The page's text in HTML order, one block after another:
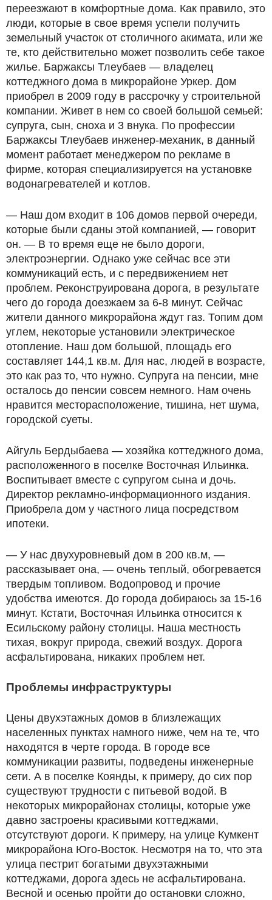
переезжают в комфортные дома. Как правило, это
люди, которые в свое время успели получить
земельный участок от столичного акимата, или же
те, кто действительно может позволить себе такое
жилье. Баржаксы Тлеубаев — владелец
коттеджного дома в микрорайоне Уркер. Дом
приобрел в 2009 году в рассрочку у строительной
компании. Живет в нем со своей большой семьей:
супруга, сын, сноха и 3 внука. По профессии
Баржаксы Тлеубаев инженер-механик, в данный
момент работает менеджером по рекламе в
фирме, которая специализируется на установке
водонагревателей и котлов.
— Наш дом входит в 106 домов первой очереди,
которые были сданы этой компанией, — говорит
он. — В то время еще не было дороги,
электроэнергии. Однако уже сейчас все эти
коммуникаций есть, и с передвижением нет
проблем. Реконструирована дорога, в результате
чего до города доезжаем за 6-8 минут. Сейчас
жители данного микрорайона ждут газ. Топим дом
углем, некоторые установили электрическое
отопление. Наш дом большой, площадь его
составляет 144,1 кв.м. Для нас, людей в возрасте,
это как раз то, что нужно. Супруга на пенсии, мне
осталось до пенсии совсем немного. Нам очень
нравится месторасположение, тишина, нет шума,
городской суеты.
Айгуль Бердыбаева — хозяйка коттеджного дома,
расположенного в поселке Восточная Ильинка.
Воспитывает вместе с супругом сына и дочь.
Директор рекламно-информационного издания.
Приобрела дом у частного лица посредством
ипотеки.
— У нас двухуровневый дом в 200 кв.м, —
рассказывает она, — очень теплый, обогревается
твердым топливом. Водопровод и прочие
удобства имеются. До города добираюсь за 15-16
минут. Кстати, Восточная Ильинка относится к
Есильскому району столицы. Наша местность
тихая, вокруг природа, свежий воздух. Дорога
асфальтирована, никаких проблем нет.
Проблемы инфраструктуры
Цены двухэтажных домов в близлежащих
населенных пунктах намного ниже, чем на те, что
находятся в черте города. В городе все
коммуникации развиты, подведены инженерные
сети. А в поселке Коянды, к примеру, до сих пор
существуют трудности с питьевой водой. В
некоторых микрорайонах столицы, которые уже
давно застроены красивыми коттеджами,
отсутствуют дороги. К примеру, на улице Кумкент
микрорайона Юго-Восток. Несмотря на то, что эта
улица пестрит богатыми двухэтажными
коттеджами, дорога здесь не асфальтирована.
Весной и осенью пройти до остановки сложно,